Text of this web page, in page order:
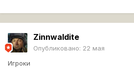
Zinnwaldite
Опубликовано: 22 мая
Игроки